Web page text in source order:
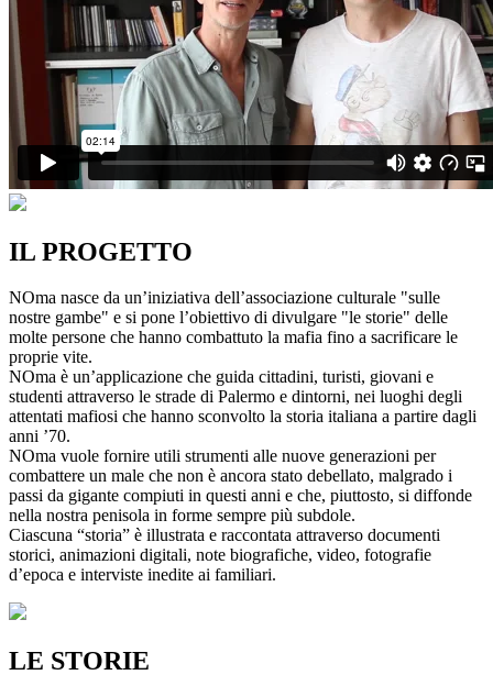
IL PROGETTO
NOma nasce da un’iniziativa dell’associazione culturale "sulle
nostre gambe" e si pone l’obiettivo di divulgare "le storie" delle
molte persone che hanno combattuto la mafia fino a sacrificare le
proprie vite.
NOma è un’applicazione che guida cittadini, turisti, giovani e
studenti attraverso le strade di Palermo e dintorni, nei luoghi degli
attentati mafiosi che hanno sconvolto la storia italiana a partire dagli
anni ’70.
NOma vuole fornire utili strumenti alle nuove generazioni per
combattere un male che non è ancora stato debellato, malgrado i
passi da gigante compiuti in questi anni e che, piuttosto, si diffonde
nella nostra penisola in forme sempre più subdole.
Ciascuna “storia” è illustrata e raccontata attraverso documenti
storici, animazioni digitali, note biografiche, video, fotografie
d’epoca e interviste inedite ai familiari.
LE STORIE